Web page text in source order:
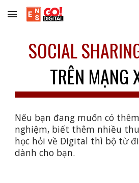
Skip to main content
SOCIAL
TRÊN MẠNG
Nếu bạn đang muốn có
nghiệm, biết thêm nhiều
học hỏi về Digital thì bộ từ
dành cho bạn.